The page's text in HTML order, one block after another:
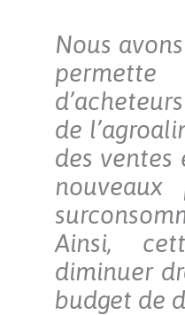
Nous
de
des ventes
Ainsi,
diminuer
budget de